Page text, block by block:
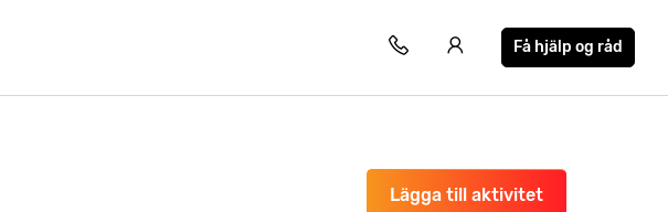
Få hjälp og råd
Lägga till aktivitet